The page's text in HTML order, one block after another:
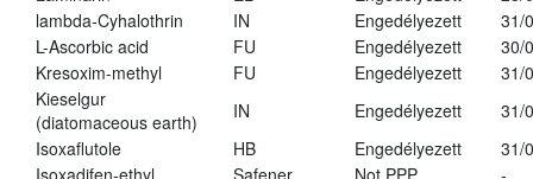
lambda-Cyhalothrin
IN Engedélyezett
31/
L-Ascorbic acid
FU Engedélyezett
30/
Kresoxim-methyl
FU Engedélyezett
31/
Kieselgur
(diatomaceous earth)
IN Engedélyezett
31/
Isoxaflutole
HB Engedélyezett
31/